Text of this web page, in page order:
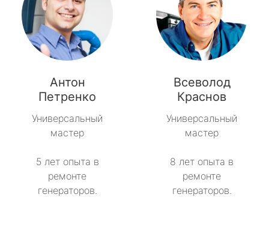
Антон
Петренко
Универсальный
мастер
5 лет опыта в
ремонте
генераторов.
Всеволод
Краснов
Универсальный
мастер
8 лет опыта в
ремонте
генераторов.